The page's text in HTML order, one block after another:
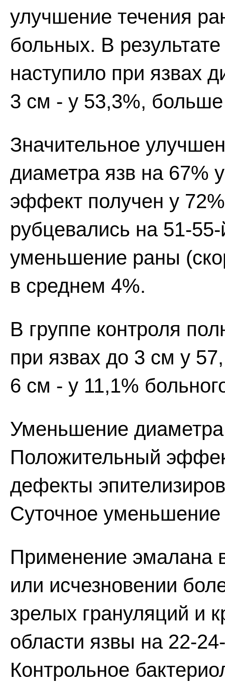
улучшение течения
больных. В
наступило при язвах
3 см - у 53,3%,
Значительное
диаметра язв на 67%
эффект получен у
рубцевались на 51-
уменьшение раны
в среднем 4%.
В группе контроля
при язвах до 3 см у
6 см - у 11,1%
Уменьшение
Положительный
дефекты
Суточное
Применение эмалана
или исчезновении
зрелых грануляций и
области язвы на 22-
Контрольное